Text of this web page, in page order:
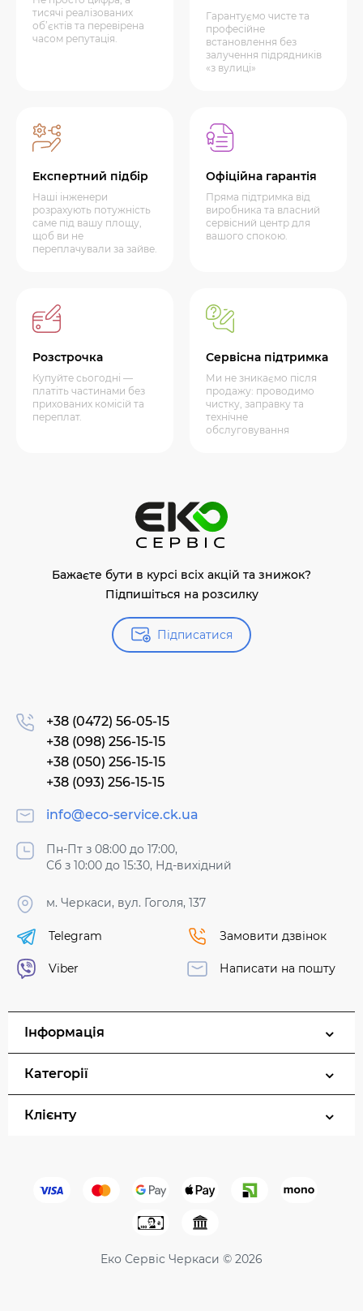
тисячі реалізованих
об’єктів та перевірена
часом репутація.
Гарантуємо чисте та
професійне
встановлення без
залучення підрядників
«з вулиці»
Експертний підбір
Наші інженери
розрахують потужність
саме під вашу площу,
щоб ви не
переплачували за зайве.
Офіційна гарантія
Пряма підтримка від
виробника та власний
сервісний центр для
вашого спокою.
Розстрочка
Купуйте сьогодні —
платіть частинами без
прихованих комісій та
переплат.
Сервісна підтримка
Ми не зникаємо після
продажу: проводимо
чистку, заправку та
технічне
обслуговування
Бажаєте бути в курсі всіх акцій та знижок?
Підпишіться на розсилку
Підписатися
+38 (0472) 56-05-15
+38 (098) 256-15-15
+38 (050) 256-15-15
+38 (093) 256-15-15
info@eco-service.ck.ua
Пн-Пт з 08:00 до 17:00,
Сб з 10:00 до 15:30, Нд-вихідний
м. Черкаси, вул. Гоголя, 137
Telegram
Viber
Замовити дзвінок
Написати на пошту
Інформація
Категорії
Клієнту
Еко Сервіс Черкаси © 2026